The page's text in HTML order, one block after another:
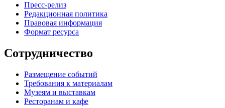
Пресс-релиз
Редакционная политика
Правовая информация
Формат ресурса
Сотрудничество
Размещение событий
Требования к материалам
Музеям и выставкам
Ресторанам и кафе